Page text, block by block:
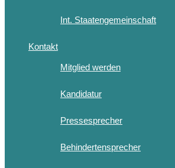
Int. Staatengemeinschaft
Kontakt
Mitglied werden
Kandidatur
Pressesprecher
Behindertensprecher